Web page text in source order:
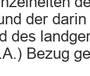
der
des
Bezug